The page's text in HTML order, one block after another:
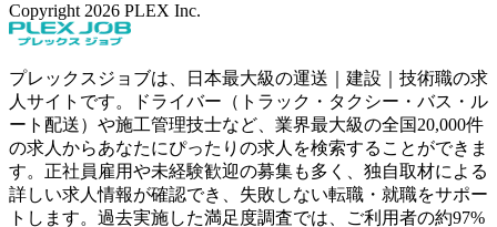
Copyright 2026 PLEX Inc.
プレックスジョブは、日本最大級の運送｜建設｜技術職の求
人サイトです。ドライバー（トラック・タクシー・バス・ル
ート配送）や施工管理技士など、業界最大級の全国20,000件
の求人からあなたにぴったりの求人を検索することができま
す。正社員雇用や未経験歓迎の募集も多く、独自取材による
詳しい求人情報が確認でき、失敗しない転職・就職をサポー
トします。過去実施した満足度調査では、ご利用者の約97%